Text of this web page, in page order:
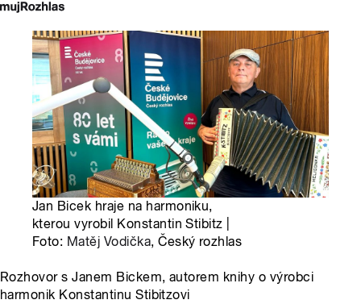
Jan Bicek hraje na harmoniku,
kterou vyrobil Konstantin Stibitz |
Foto: Matěj Vodička, Český rozhlas
Rozhovor s Janem Bickem, autorem knihy o výrobci
harmonik Konstantinu Stibitzovi